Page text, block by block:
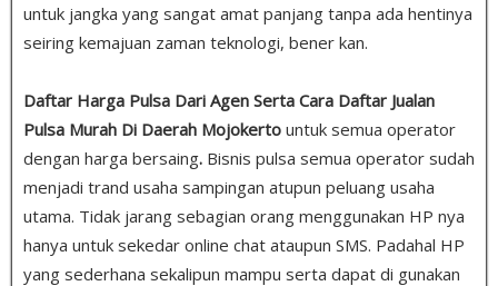
untuk jangka yang sangat amat panjang tanpa ada hentinya
seiring kemajuan zaman teknologi, bener kan.
Daftar Harga Pulsa Dari Agen Serta Cara Daftar Jualan
Pulsa Murah Di Daerah Mojokerto untuk semua operator
dengan harga bersaing. Bisnis pulsa semua operator sudah
menjadi trand usaha sampingan atupun peluang usaha
utama. Tidak jarang sebagian orang menggunakan HP nya
hanya untuk sekedar online chat ataupun SMS. Padahal HP
yang sederhana sekalipun mampu serta dapat di gunakan